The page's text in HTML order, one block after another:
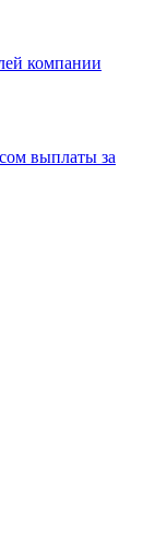
компании
выплаты за